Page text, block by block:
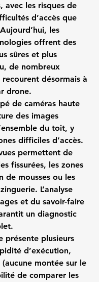
avec les risques de
d’accès que
les
offrent des
sûres et plus
de nombreux
recourent désormais à
drone.
de caméras haute
des images
du toit, y
difficiles d’accès.
permettent de
fissurées, les zones
de mousses ou les
L’analyse
et du savoir-faire
un diagnostic
présente plusieurs
d’exécution,
montée sur le
de comparer les